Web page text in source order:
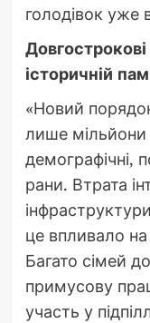
голодівок уже
історичній
«Новий
лише мільйони
демографічні,
рани. Втрата
це впливало
Багато сімей
примусову
участь у